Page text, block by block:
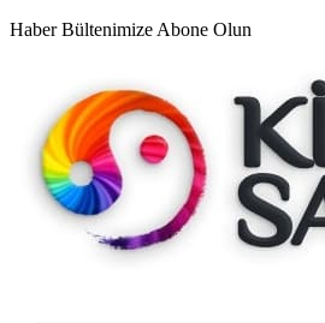
Haber Bültenimize Abone Olun